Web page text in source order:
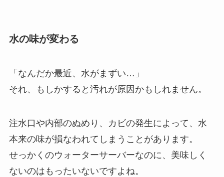
水の味が変わる
「なんだか最近、水がまずい…」
それ、もしかすると汚れが原因かもしれません。
注水口や内部のぬめり、カビの発生によって、水
本来の味が損なわれてしまうことがあります。
せっかくのウォーターサーバーなのに、美味しく
ないのはもったいないですよね。